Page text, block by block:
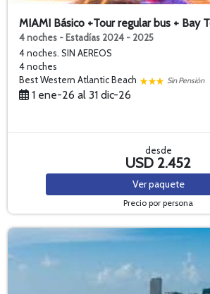
MIAMI Básico +Tour regular bus + Bay
4 noches - Estadías 2024 - 2025
4 noches. SIN AEREOS
4 noches
Best Western Atlantic Beach
Sin Pensión
1 ene-26 al 31 dic-26
desde
USD 2.452
Verpaquete
Precio por persona